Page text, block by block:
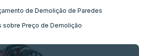
de Demolição de Paredes
sobre Preço de Demolição